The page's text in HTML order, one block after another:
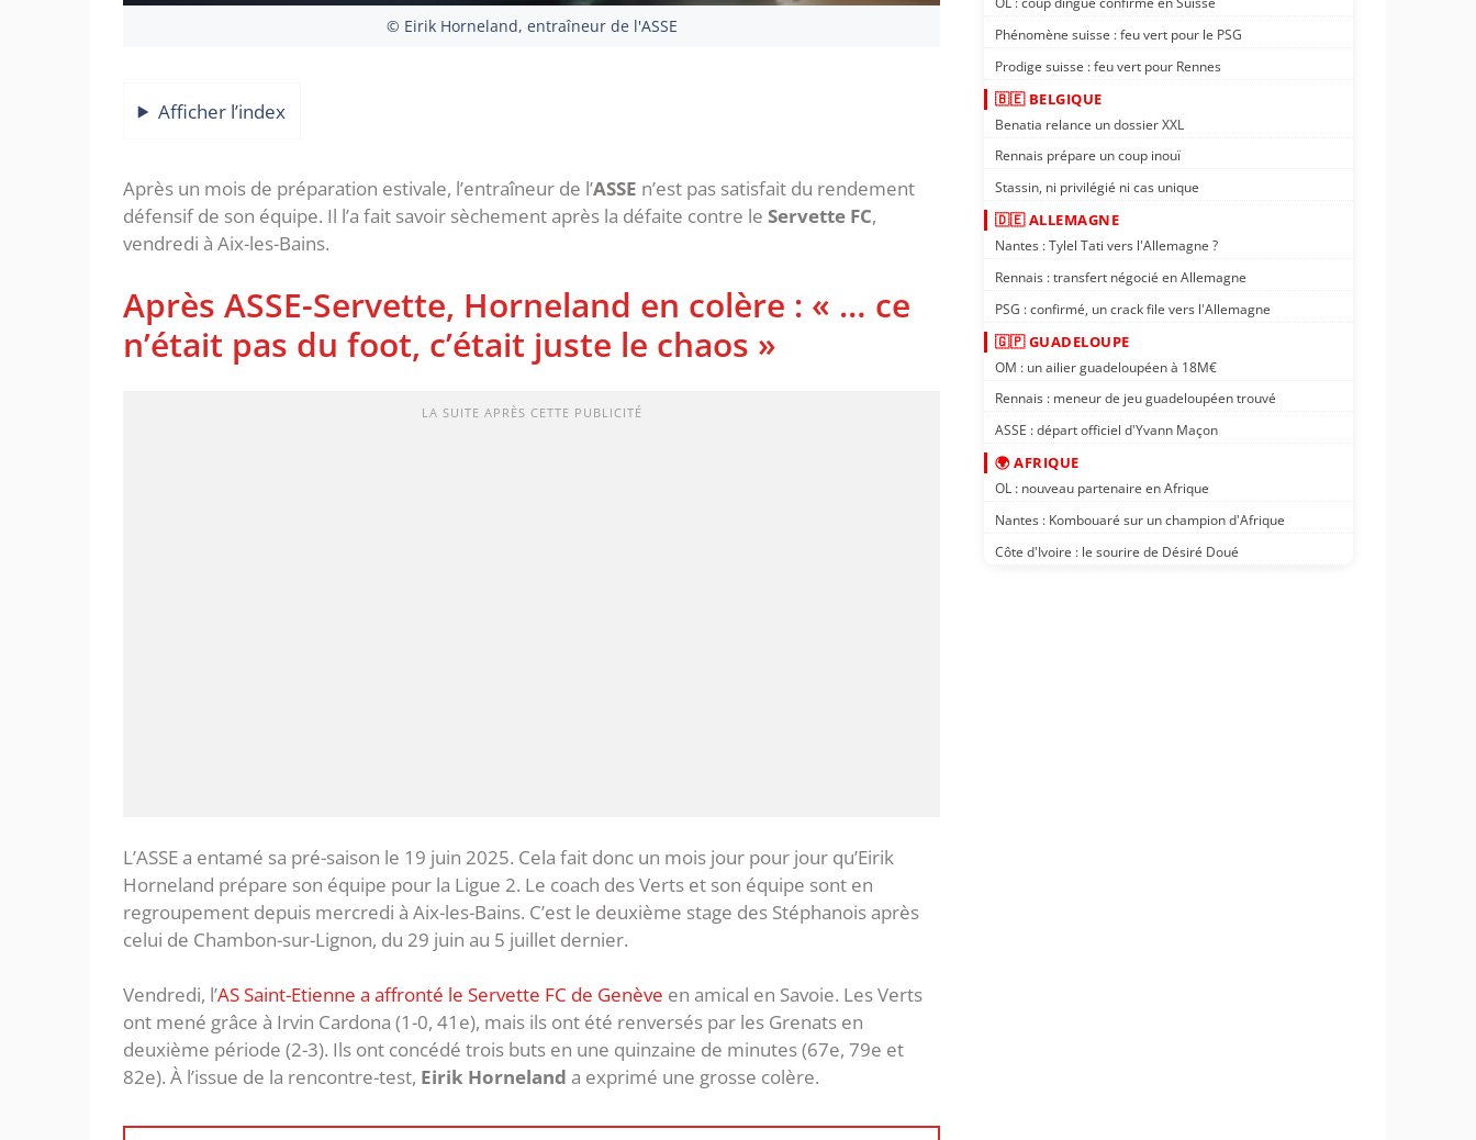
© Eirik Horneland, entraîneur de l'ASSE
Afficher l’index
Après un mois de préparation estivale, l’entraîneur de l’ASSE n’est pas satisfait du rendement
défensif de son équipe. Il l’a fait savoir sèchement après la défaite contre le Servette FC,
vendredi à Aix-les-Bains.
Après ASSE-Servette, Horneland en colère : « … ce
n’était pas du foot, c’était juste le chaos »
LA SUITE APRÈS CETTE PUBLICITÉ
L’ASSE a entamé sa pré-saison le 19 juin 2025. Cela fait donc un mois jour pour jour qu’Eirik
Horneland prépare son équipe pour la Ligue 2. Le coach des Verts et son équipe sont en
regroupement depuis mercredi à Aix-les-Bains. C’est le deuxième stage des Stéphanois après
celui de Chambon-sur-Lignon, du 29 juin au 5 juillet dernier.
Vendredi, l’AS Saint-Etienne a affronté le Servette FC de Genève en amical en Savoie. Les Verts
ont mené grâce à Irvin Cardona (1-0, 41e), mais ils ont été renversés par les Grenats en
deuxième période (2-3). Ils ont concédé trois buts en une quinzaine de minutes (67e, 79e et
82e). À l’issue de la rencontre-test, Eirik Horneland a exprimé une grosse colère.
Phénomène suisse : feu vert pour le PSG
Prodige suisse : feu vert pour Rennes
🇧🇪 BELGIQUE
Benatia relance un dossier XXL
Rennais prépare un coup inouï
Stassin, ni privilégié ni cas unique
🇩🇪 ALLEMAGNE
Nantes : Tylel Tati vers l'Allemagne ?
Rennais : transfert négocié en Allemagne
PSG : confirmé, un crack file vers l'Allemagne
🇬🇵 GUADELOUPE
OM : un ailier guadeloupéen à 18M€
Rennais : meneur de jeu guadeloupéen trouvé
ASSE : départ officiel d'Yvann Maçon
🌍 AFRIQUE
OL : nouveau partenaire en Afrique
Nantes : Kombouaré sur un champion d'Afrique
Côte d'Ivoire : le sourire de Désiré Doué